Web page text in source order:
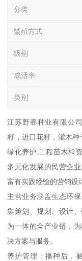
分类
繁殖方式
级别
成活率
类别
江苏野春种业有限公
籽，进口花籽，灌木
绿化养护.工程苗木和
多元化发展的民营企
富有实践经验的营销设
主营业务涵盖生态环
集策划、规划、设计
为一体的全产业链，
决方案与服务。
养护管理：播种后，